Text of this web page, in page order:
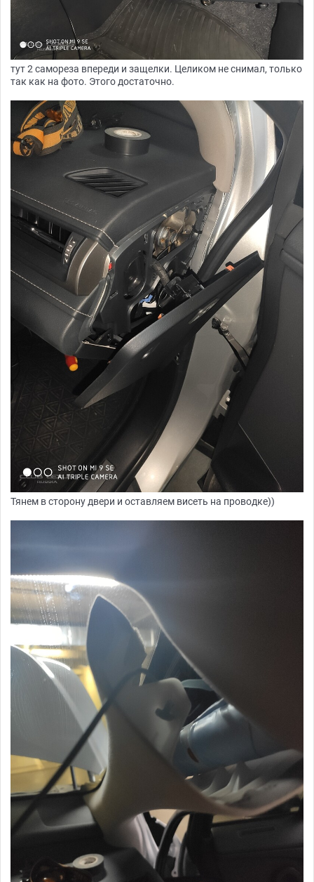
тут 2 самореза впереди и защелки. Целиком не снимал, только
так как на фото. Этого достаточно.
Тянем в сторону двери и оставляем висеть на проводке))